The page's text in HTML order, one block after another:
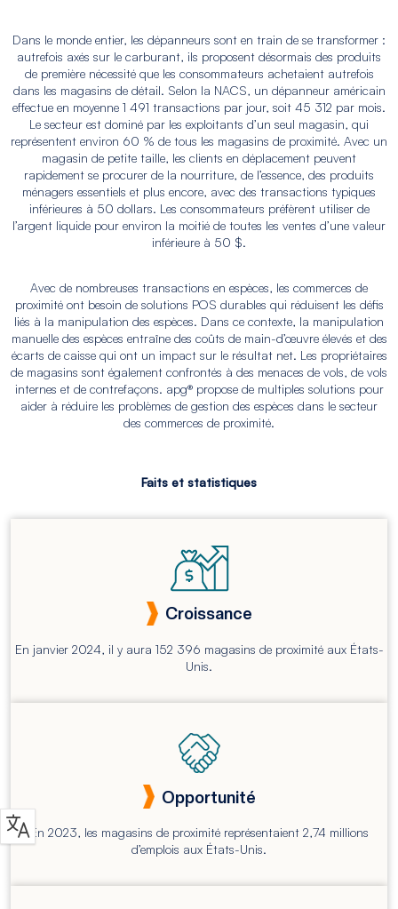
Dans le monde entier, les dépanneurs sont en train de se transformer :
autrefois axés sur le carburant, ils proposent désormais des produits
de première nécessité que les consommateurs achetaient autrefois
dans les magasins de détail. Selon la NACS, un dépanneur américain
effectue en moyenne 1 491 transactions par jour, soit 45 312 par mois.
Le secteur est dominé par les exploitants d’un seul magasin, qui
représentent environ 60 % de tous les magasins de proximité. Avec un
magasin de petite taille, les clients en déplacement peuvent
rapidement se procurer de la nourriture, de l’essence, des produits
ménagers essentiels et plus encore, avec des transactions typiques
inférieures à 50 dollars. Les consommateurs préfèrent utiliser de
l’argent liquide pour environ la moitié de toutes les ventes d’une valeur
inférieure à 50 $.
Avec de nombreuses transactions en espèces, les commerces de
proximité ont besoin de solutions POS durables qui réduisent les défis
liés à la manipulation des espèces. Dans ce contexte, la manipulation
manuelle des espèces entraîne des coûts de main-d’œuvre élevés et des
écarts de caisse qui ont un impact sur le résultat net. Les propriétaires
de magasins sont également confrontés à des menaces de vols, de vols
internes et de contrefaçons. apg® propose de multiples solutions pour
aider à réduire les problèmes de gestion des espèces dans le secteur
des commerces de proximité.
Faits et statistiques
Croissance
En janvier 2024, il y aura 152 396 magasins de proximité aux États-
Unis.
Opportunité
En 2023, les magasins de proximité représentaient 2,74 millions
d’emplois aux États-Unis.